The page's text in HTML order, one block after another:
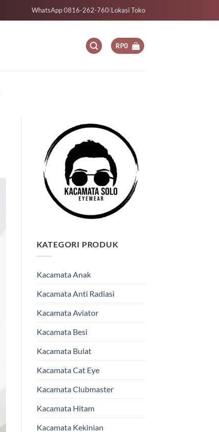
WhatsApp 0816-262-760 Lokasi Toko
RP0
KATEGORI PRODUK
Kacamata Anak
Kacamata Anti Radiasi
Kacamata Aviator
Kacamata Besi
Kacamata Bulat
Kacamata Cat Eye
Kacamata Clubmaster
Kacamata Hitam
Kacamata Kekinian